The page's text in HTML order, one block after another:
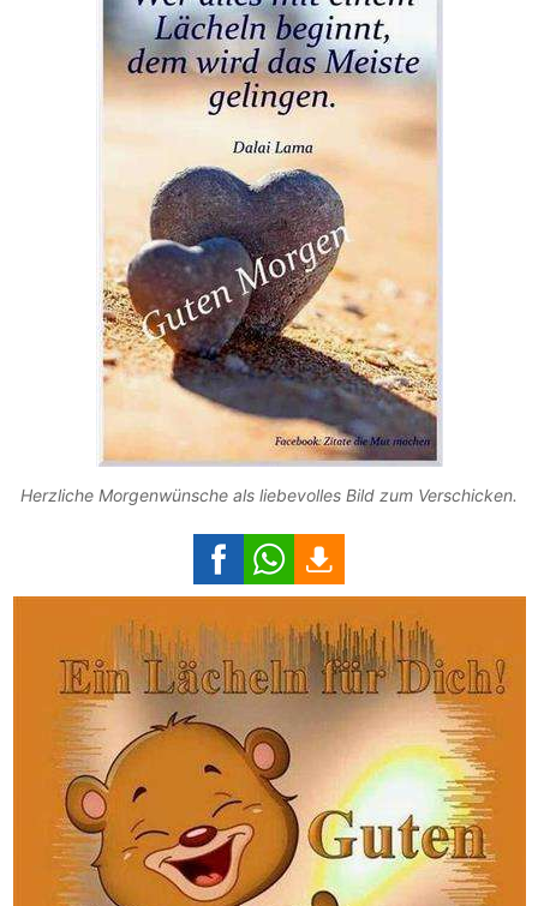
Herzliche Morgenwünsche als liebevolles Bild zum Verschicken.